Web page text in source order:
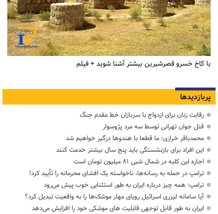
با کاخ خسرو قصرشیرین بیشتر آشنا شوید + فیلم
پربازدیدها
رقابت زنان برای ازدواج با سربازان خط مقدم جنگ
قتل جوان تهرانی توسط سه مرد پژوسوار
محمدباقر خرازی: ما قطعا با هندوها درگیر خواهیم شد
این افراد برای بازنشستگی باید پنج سال بیشتر خدمت کنند
اجاره این کلبه در شمال شبی ۸۱ میلیون تومان است
ترامپ در حمله‌ به رسانه‌ها، ناخواسته یک افشای محرمانه را تأیید کرد!
ترامپ: همه چیز درباره ایران به طور استثنایی خوب پیش می‌رود
آیا سامانه لیزری اسرائیل رویای مهار موشک‌ها را به واقعیت تبدیل کرد؟
ایران به طور قابل توجهی قابلیت های موشکی خود را افزایش می‌دهد